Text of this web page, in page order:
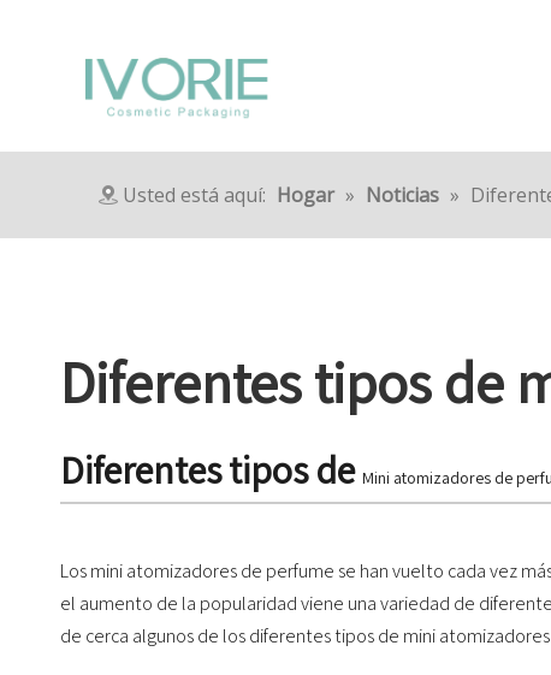
Usted está aquí: Hogar » Noticias »
Diferentes tipos de
Diferentes tipos de Mini atomizadores de
Los mini atomizadores de perfume se han vuelto cada vez
el aumento de la popularidad viene una variedad de
de cerca algunos de los diferentes tipos de mini